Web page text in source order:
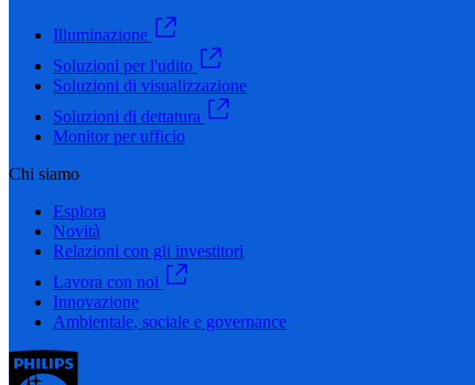
Illuminazione
Soluzioni per l'udito
Soluzioni di visualizzazione
Soluzioni di dettatura
Monitor per ufficio
Chi siamo
Esplora
Novità
Relazioni con gli investitori
Lavora con noi
Innovazione
Ambientale, sociale e governance